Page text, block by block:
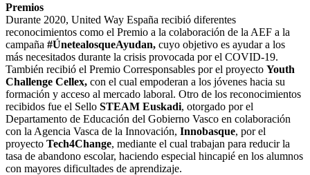
Premios
Durante 2020, United Way España recibió diferentes
reconocimientos como el Premio a la colaboración de la AEF a la
campaña #ÚnetealosqueAyudan, cuyo objetivo es ayudar a los
más necesitados durante la crisis provocada por el COVID-19.
También recibió el Premio Corresponsables por el proyecto Youth
Challenge Cellex, con el cual empoderan a los jóvenes hacia su
formación y acceso al mercado laboral. Otro de los reconocimientos
recibidos fue el Sello STEAM Euskadi, otorgado por el
Departamento de Educación del Gobierno Vasco en colaboración
con la Agencia Vasca de la Innovación, Innobasque, por el
proyecto Tech4Change, mediante el cual trabajan para reducir la
tasa de abandono escolar, haciendo especial hincapié en los alumnos
con mayores dificultades de aprendizaje.